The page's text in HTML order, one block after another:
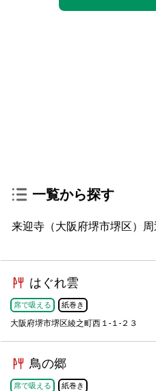
一覧から探す
来迎寺（大阪府堺市堺区）
はぐれ雲
席で吸える 紙巻き
大阪府堺市堺区綾之町西１-１-２３
鳥の郷
席で吸える 紙巻き